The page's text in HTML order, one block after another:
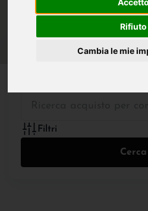
Accetto
Rifiuto
Cambia le mie
Filtri
Cerca